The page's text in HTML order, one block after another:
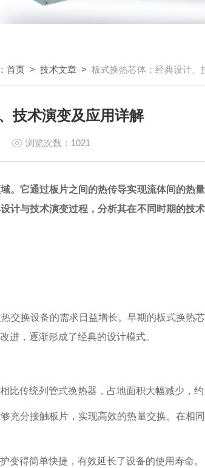
首页 > 技术文章 > 板式换热芯体：经典设计、
技术演变及应用详解
浏览次数：1021
。它通过板片之间的热传导实现流体间的热
计与技术演变过程，分析其在不同时期的技
交换设备的需求日益增长。早期的板式换热芯
进，逐渐形成了经典的设计模式。
比传统列管式换热器，占地面积大幅减少，约
充分接触板片，实现高效的热量交换。在相
变得简单快捷，有效延长了设备的使用寿命。